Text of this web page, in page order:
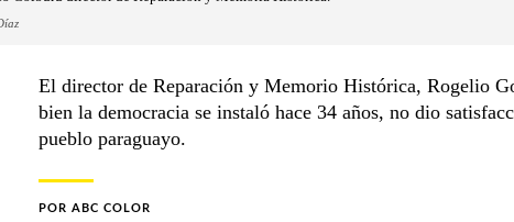
El director de Reparación y Memorio Histórica, Rogelio
bien la democracia se instaló hace 34 años, no dio
pueblo paraguayo.
POR ABC COLOR